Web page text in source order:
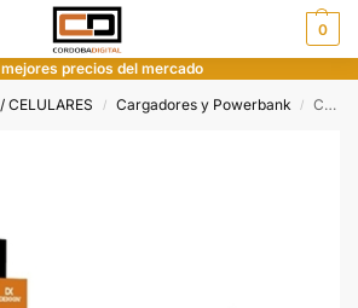
0
precios del mercado
CELULARES / Cargadores y Powerbank / Cargador Auto Dekkin Doble Puerto USB 2.1A